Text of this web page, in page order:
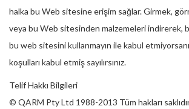
halka bu Web sitesine erişim sağlar. Girmek,
veya bu Web sitesinden malzemeleri indirerek,
bu web sitesini kullanmayın ile kabul
koşulları kabul etmiş sayılırsınız.
Telif Hakkı Bilgileri
© QARM Pty Ltd 1988-2013 Tüm hakları